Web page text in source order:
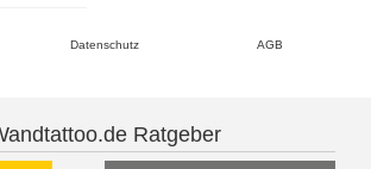
Datenschutz AGB
Ratgeber